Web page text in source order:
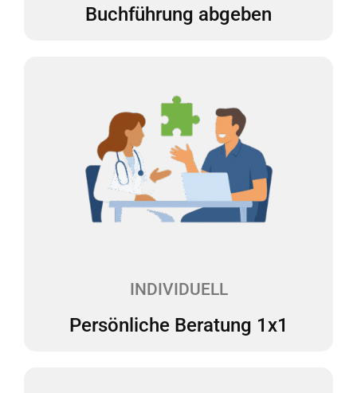
Buchführung abgeben
INDIVIDUELL
Persönliche Beratung 1x1
Persönliche Beratung 1x1
Sie haben Fragen oder müssen eine wichtige
Entscheidung treffen? Bei uns haben Sie einen
festen Ansprechpartner, der Ihnen mit Rat und Tat